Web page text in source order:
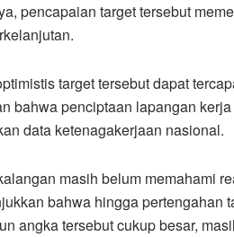
pencapaian target tersebut
target tersebut dapat
bahwa penciptaan lapangan
data ketenagakerjaan nasional.
masih belum memahami
bahwa hingga pertengahan
angka tersebut cukup besar,